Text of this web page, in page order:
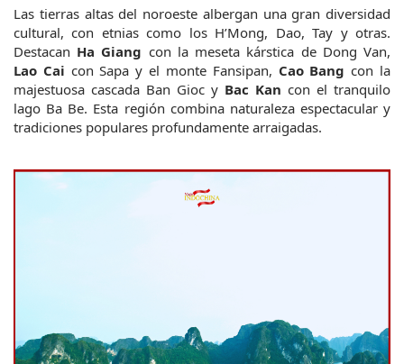
Las tierras altas del noroeste albergan una gran diversidad
cultural, con etnias como los H’Mong, Dao, Tay y otras.
Destacan Ha Giang
Lao Cai con Sapa y el monte Fansipan, Cao Bang con la
majestuosa cascada Ban Gioc y Bac Kan con el tranquilo
lago Ba Be. Esta región combina naturaleza espectacular y
tradiciones populares profundamente arraigadas.